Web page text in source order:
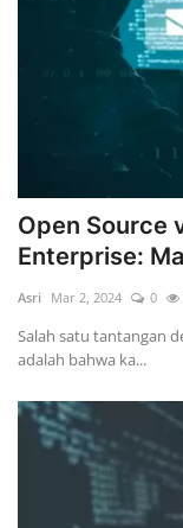
Open Source
Enterprise:
Asri Mar 2, 2024 0
Salah satu tantangan
adalah bahwa ka...